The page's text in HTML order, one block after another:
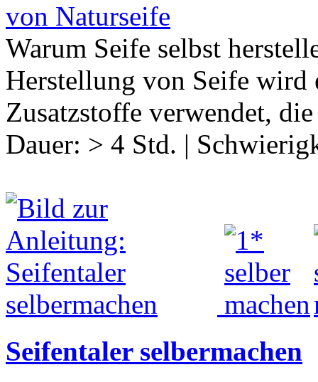
von Naturseife
Warum Seife selbst
Herstellung von Seife wird
Zusatzstoffe verwendet,
Dauer: > 4 Std. |
Seifentaler selbermachen